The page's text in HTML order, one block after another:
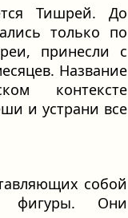
Тишрей. До
только по
принесли с
Название
контексте
и устрани все
собой
фигуры. Они